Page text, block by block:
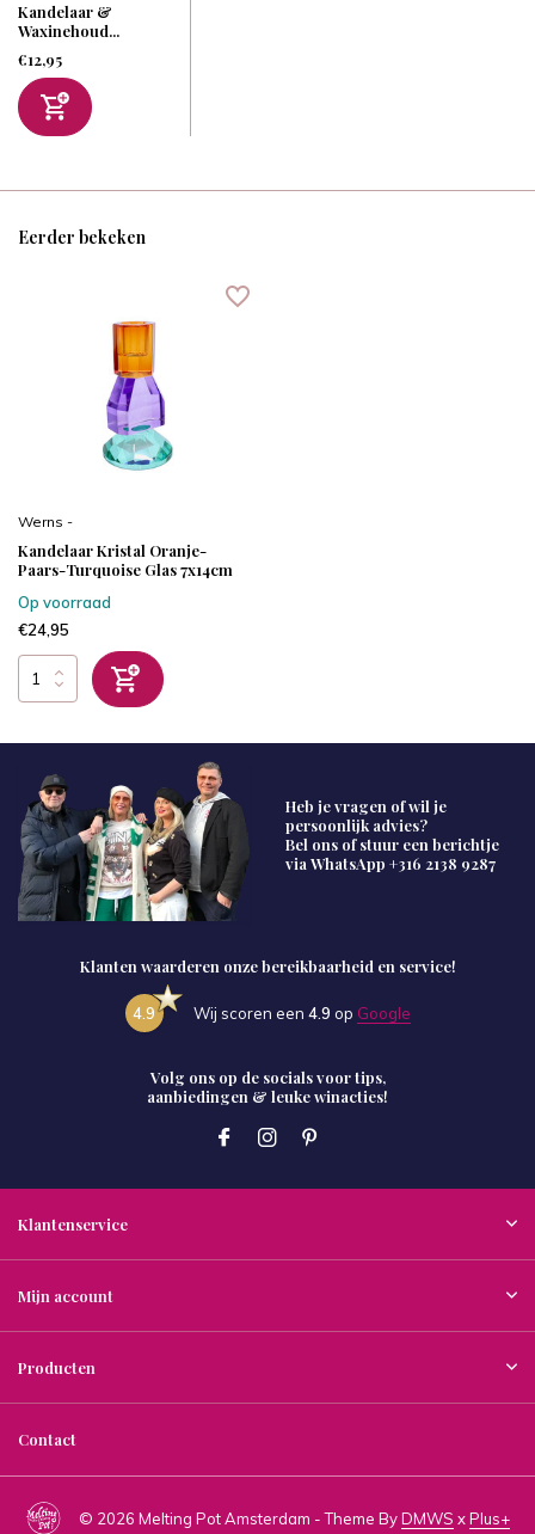
Kandelaar &
Waxinehoud...
€12,95
Eerder bekeken
Werns -
Kandelaar Kristal Oranje-
Paars-Turquoise Glas 7x14cm
Op voorraad
€24,95
Heb je vragen of wil je
persoonlijk advies?
Bel ons of stuur een berichtje
via WhatsApp +316 2138 9287
Klanten waarderen onze bereikbaarheid en service!
4.9 Wij scoren een 4.9 op Google
Volg ons op de socials voor tips,
aanbiedingen & leuke winacties!
Klantenservice
Mijn account
Producten
Contact
© 2026 Melting Pot Amsterdam - Theme ByDMWS xPlus+